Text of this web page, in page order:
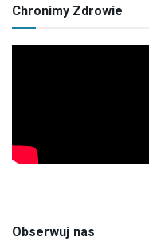
Chronimy Zdrowie
Obserwuj nas